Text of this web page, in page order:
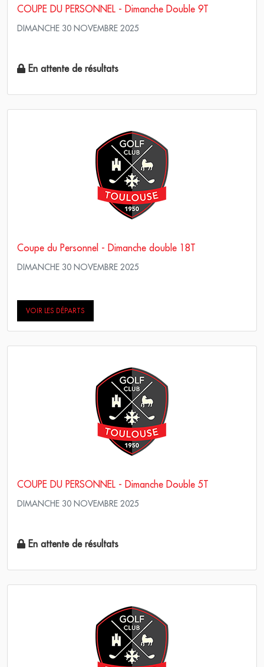
COUPE DU PERSONNEL - Dimanche Double 9T
DIMANCHE 30 NOVEMBRE 2025
En attente de résultats
Coupe du Personnel - Dimanche double 18T
DIMANCHE 30 NOVEMBRE 2025
VOIR LES DÉPARTS
COUPE DU PERSONNEL - Dimanche Double 5T
DIMANCHE 30 NOVEMBRE 2025
En attente de résultats